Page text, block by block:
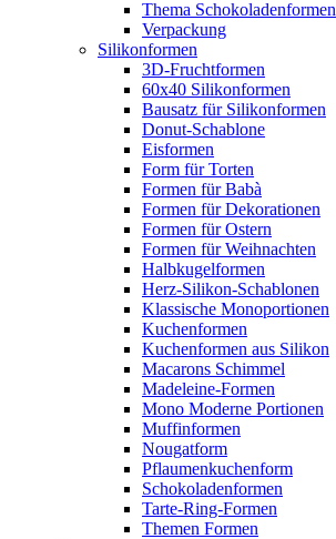
Thema Schokoladenformen
Verpackung
Silikonformen
3D-Fruchtformen
60x40 Silikonformen
Bausatz für Silikonformen
Donut-Schablone
Eisformen
Form für Torten
Formen für Babà
Formen für Dekorationen
Formen für Ostern
Formen für Weihnachten
Halbkugelformen
Herz-Silikon-Schablonen
Klassische Monoportionen
Kuchenformen
Kuchenformen aus Silikon
Macarons Schimmel
Madeleine-Formen
Mono Moderne Portionen
Muffinformen
Nougatform
Pflaumenkuchenform
Schokoladenformen
Tarte-Ring-Formen
Themen Formen